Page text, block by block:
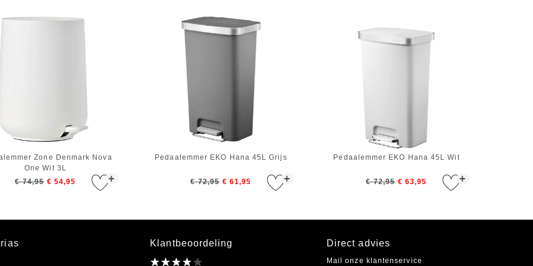
+
Zone Denmark Nova
One Wit 3L
€ 74,95 € 54,95 +
Pedaalemmer EKO Hana 45L Grijs
€ 72,95 € 61,95 +
Pedaalemmer EKO Hana 45L Wit
€ 72,95 € 63,95
Klantbeoordeling Direct advies
Mail onze klantenservice